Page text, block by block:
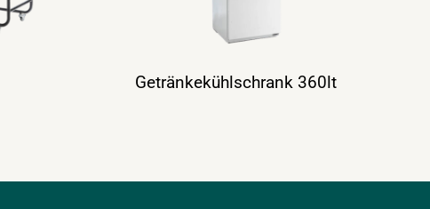
Getränkekühlschrank 360lt